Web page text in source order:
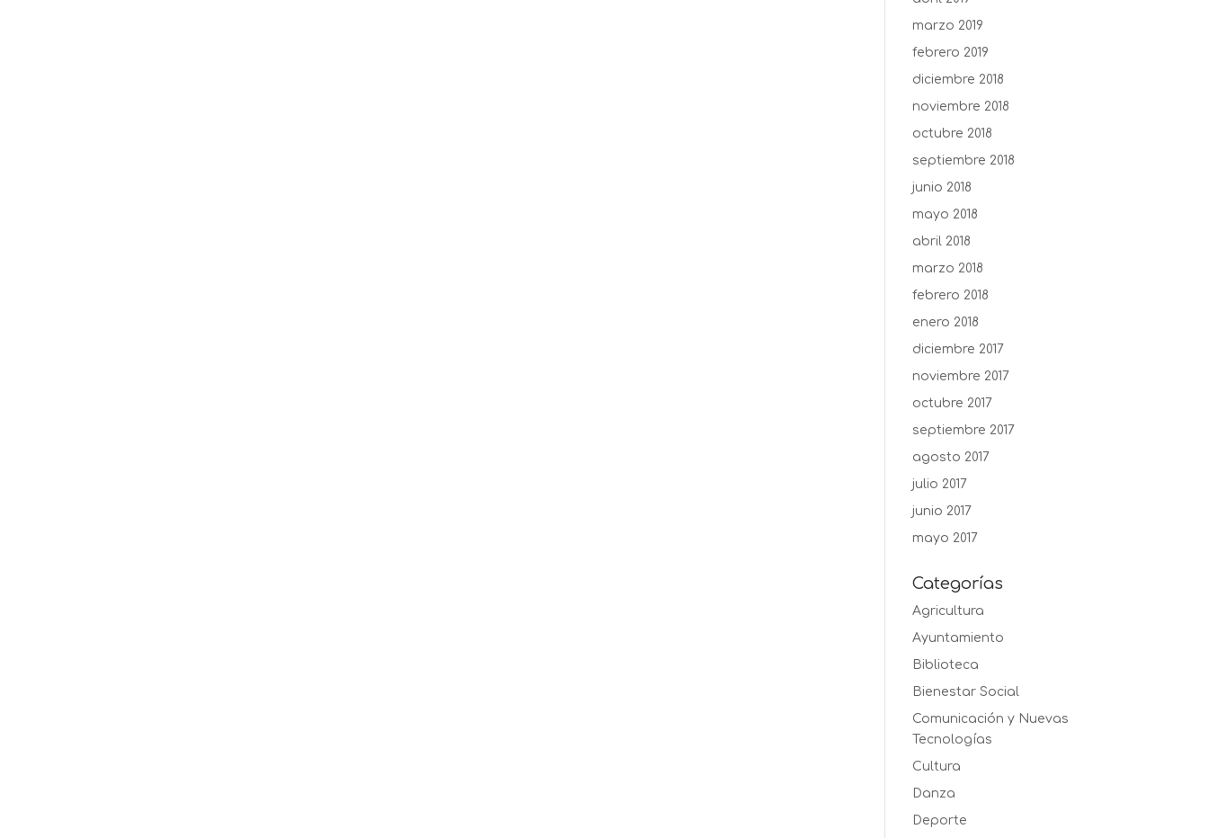
marzo 2019
febrero 2019
diciembre 2018
noviembre 2018
octubre 2018
septiembre 2018
junio 2018
mayo 2018
abril 2018
marzo 2018
febrero 2018
enero 2018
diciembre 2017
noviembre 2017
octubre 2017
septiembre 2017
agosto 2017
julio 2017
junio 2017
mayo 2017
Categorías
Agricultura
Ayuntamiento
Biblioteca
Bienestar Social
Comunicación y Nuevas
Tecnologías
Cultura
Danza
Deporte